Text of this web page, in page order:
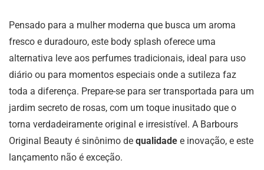
Pensado para a mulher moderna que busca um aroma
fresco e duradouro, este body splash oferece uma
alternativa leve aos perfumes tradicionais, ideal para uso
diário ou para momentos especiais onde a sutileza faz
toda a diferença. Prepare-se para ser transportada para um
jardim secreto de rosas, com um toque inusitado que o
torna verdadeiramente original e irresistível. A Barbours
Original Beauty é sinônimo de qualidade e inovação, e este
lançamento não é exceção.